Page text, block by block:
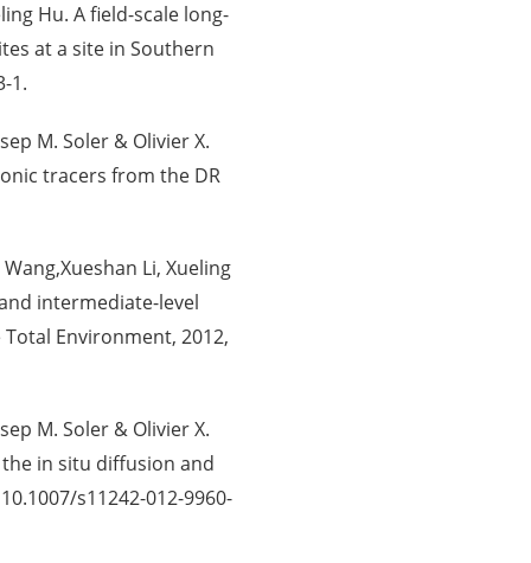
Hu. A field-scale long-
at a site in Southern
1.
M. Soler & Olivier X.
tracers from the DR
Li, Xueling
intermediate-level
Environment, 2012,
M. Soler & Olivier X.
in situ diffusion and
s11242-012-9960-